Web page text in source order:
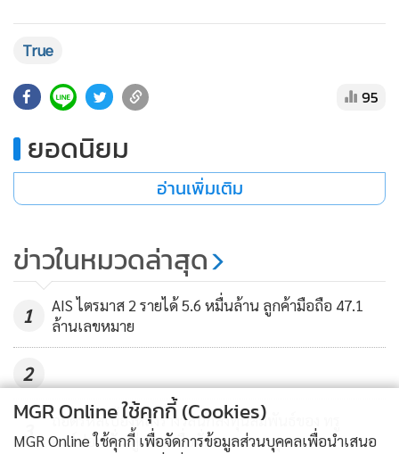
วิทยาศาสตร์
• SMEs
•
อินโดจีน
• กองทุนรวม
• Celeb Online
• ญี่ปุ่น
• News1
Gotomanager
True
95
ยอดนิยม
อ่านเพิ่มเติม
ข่าวในหมวดล่าสุด
1
AIS ไตรมาส 2 รายได้ 5.6 หมื่นล้าน ลูกค้ามือถือ 47.1
ล้านเลขหมาย
2
3
ถอดรหัสเบื้องหลังรางวัลนักลงทุนสัมพันธ์ของ ทรู
คอร์ปอเรชั่น สู่ความเชื่อมั่นจากตลาดทุน
MGR Online ใช้คุกกี้ (Cookies)
MGR Online ใช้คุกกี้ เพื่อจัดการข้อมูลส่วนบุคคลเพื่อนำเสนอ